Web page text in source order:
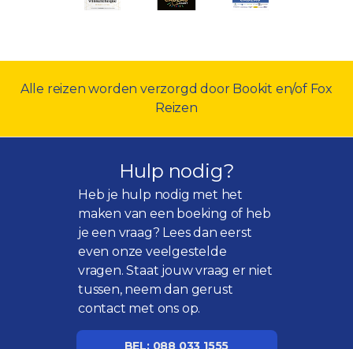
Alle reizen worden verzorgd door Bookit en/of Fox
Reizen
Hulp nodig?
Heb je hulp nodig met het
maken van een boeking of heb
je een vraag? Lees dan eerst
even onzeveelgestelde
vragen. Staat jouw vraag er niet
tussen, neem dan gerust
contact met ons op.
BEL: 088 033 1555